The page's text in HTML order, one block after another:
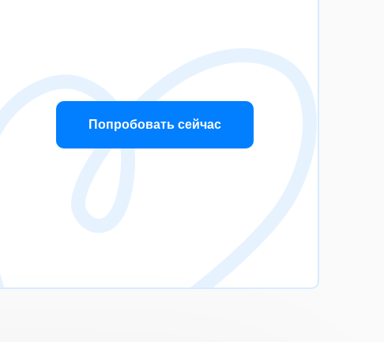
Попробовать сейчас